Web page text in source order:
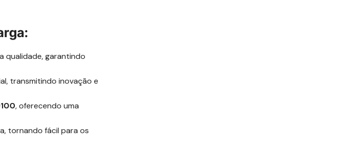
qualidade, garantindo
transmitindo inovação e
, oferecendo uma
tornando fácil para os